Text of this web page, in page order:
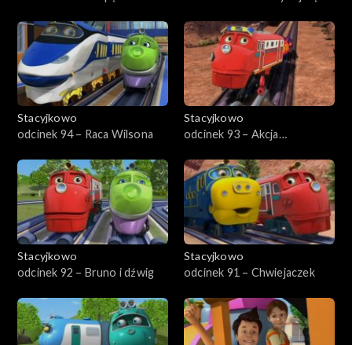
Stacyjkowo
odcinek 94 – Raca Wilsona
Stacyjkowo
odcinek 93 – Akcja
Stacyjkowo
odcinek 92 – Bruno i dźwig
Stacyjkowo
odcinek 91 – Chwiejaczek